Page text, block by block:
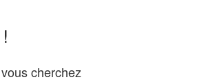
cherchez